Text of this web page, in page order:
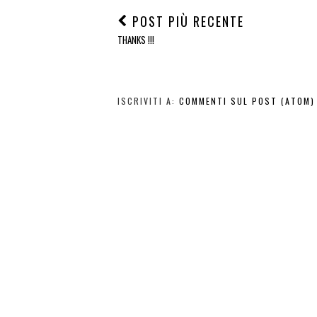
POST PIÙ RECENTE
THANKS !!!
ISCRIVITI A: COMMENTI SUL POST (ATOM)